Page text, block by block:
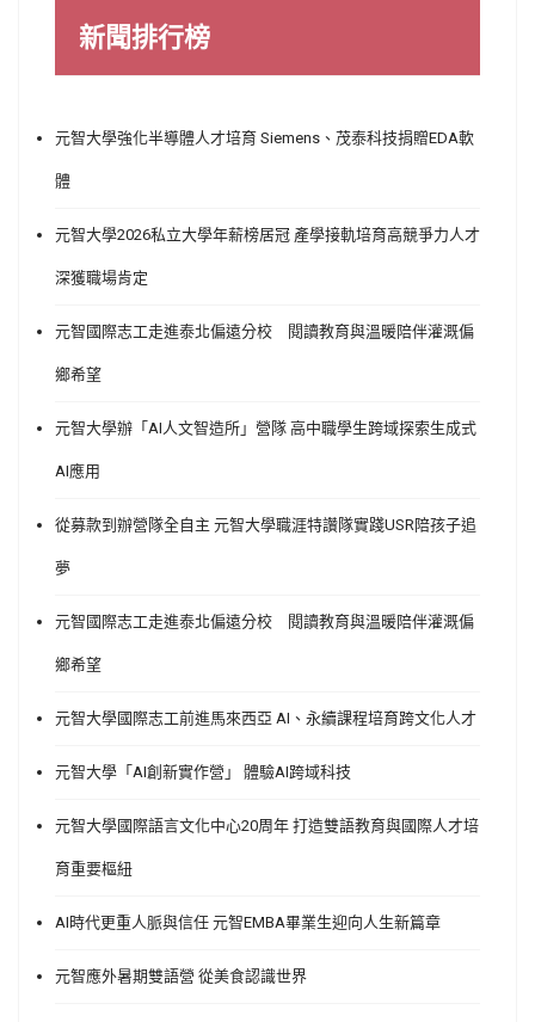
新聞排行榜
元智大學強化半導體人才培育 Siemens、茂泰科技捐贈EDA軟
體
元智大學2026私立大學年薪榜居冠 產學接軌培育高競爭力人才
深獲職場肯定
元智國際志工走進泰北偏遠分校 閱讀教育與溫暖陪伴灌溉偏
鄉希望
元智大學辦「AI人文智造所」營隊 高中職學生跨域探索生成式
AI應用
從募款到辦營隊全自主 元智大學職涯特讚隊實踐USR陪孩子追
夢
元智國際志工走進泰北偏遠分校 閱讀教育與溫暖陪伴灌溉偏
鄉希望
元智大學國際志工前進馬來西亞 AI、永續課程培育跨文化人才
元智大學「AI創新實作營」 體驗AI跨域科技
元智大學國際語言文化中心20周年 打造雙語教育與國際人才培
育重要樞紐
AI時代更重人脈與信任 元智EMBA畢業生迎向人生新篇章
元智應外暑期雙語營 從美食認識世界